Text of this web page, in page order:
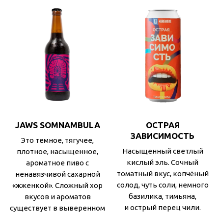
JAWS SOMNAMBULA
Это темное, тягучее,
плотное, насыщенное,
ароматное пиво с
ненавязчивой сахарной
«жженкой». Сложный хор
вкусов и ароматов
существует в выверенном
ОСТРАЯ
ЗАВИСИМОСТЬ
Насыщенный светлый
кислый эль. Сочный
томатный вкус, копчёный
солод, чуть соли, немного
базилика, тимьяна,
и острый перец чили.